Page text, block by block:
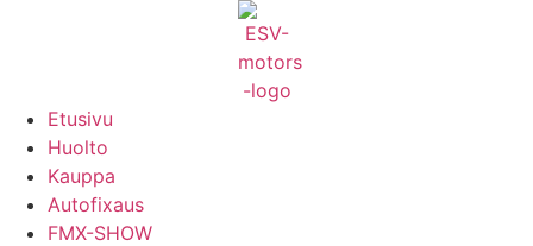
Etusivu
Huolto
Kauppa
Autofixaus
FMX-SHOW